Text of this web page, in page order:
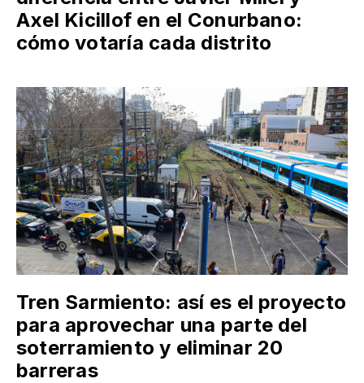
Axel Kicillof en el Conurbano:
cómo votaría cada distrito
Tren Sarmiento: así es el proyecto
para aprovechar una parte del
soterramiento y eliminar 20
barreras